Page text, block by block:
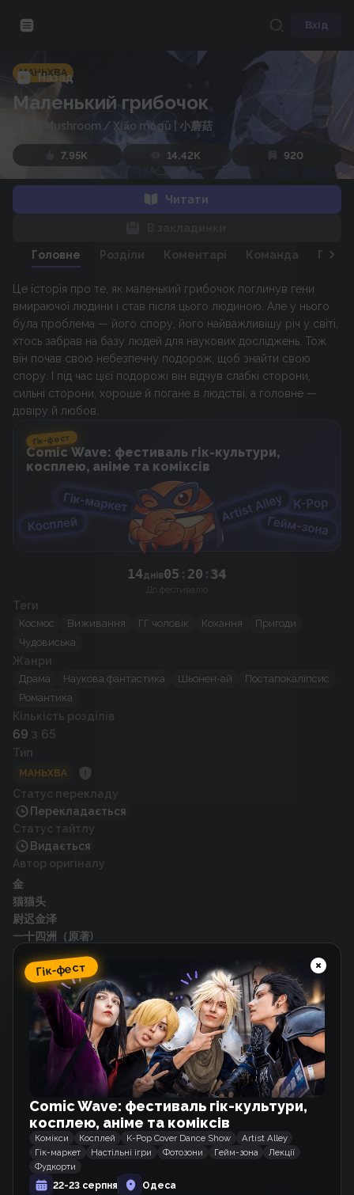
Вхід
Назад
МАНЬХВА
Маленький грибочок
Little Mushroom / Xiǎo mógū | 小蘑菇
7.95K 14.42K 920
Читати
Головне Розділи Коментарі Команда
Це історія про те, як маленький грибочок поглинув гени
вмираючої людини і став після цього людиною. Але у нього
була проблема — його спору, його найважливішу річ у світі,
хтось забрав на базу людей для наукових досліджень. Тож
він почав свою небезпечну подорож, щоб знайти свою
спору. І під час цієї подорожі він відчув слабкі сторони,
сильні сторони, хороше й погане в людстві, а головне —
довіру й любов.
Гік-фест
Comic Wave: фестиваль гік-культури,
косплею, аніме та коміксів
14днів05 : 20 : 34
До фестивалю
Теги
Космос Виживання ГГ чоловік Кохання
Пригоди
Чудовиська
Жанри
Драма Наукова фантастика Шьонен-ай
Постапокаліпсис
Романтика
Кількість розділів
69 з 65
Тип
МАНЬХВА
Статус перекладу
Перекладається
Статус тайтлу
Видається
Автор оригіналу
金
猫猫头
尉迟金泽
一十四洲（原著)
Художник
猫猫头
一十四洲（原著)
Рік випуску
2023
Схожі тайтли
Закохані мимоволі
Манхва
Гік-фест
Comic Wave: фестиваль гік-культури,
косплею, аніме та коміксів
Комікси Косплей K-Pop Cover Dance Show
Artist Alley
Гік-маркет
Настільні ігри Фотозони Гейм-зона
Лекції
Фудкорти
22-23 серпня
Одеса